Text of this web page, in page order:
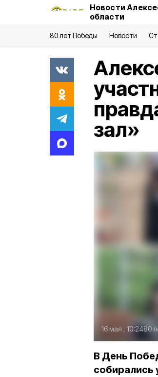
Новости
области
80 лет Победы Новости
зал»
16 мая , 10:2480
В День
собирались